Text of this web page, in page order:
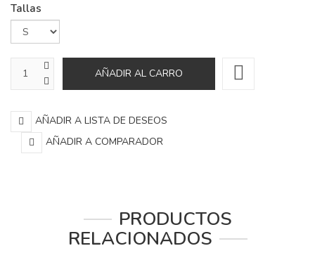
Tallas
AÑADIR A LISTA DE DESEOS
AÑADIR A COMPARADOR
PRODUCTOS
RELACIONADOS